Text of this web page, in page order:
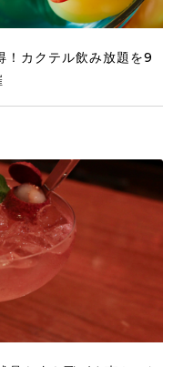
カクテル飲み放題を9